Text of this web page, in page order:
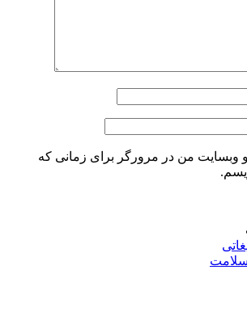
و وبسایت من در مرورگر برای زمانی که